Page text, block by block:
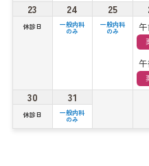
23
休診日
24
一般内科
のみ
25
一般内科
のみ
30
休診日
31
一般内科
のみ